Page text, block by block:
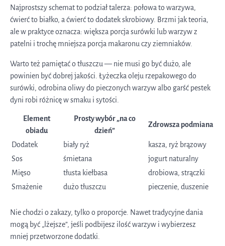
Najprostszy schemat to podział talerza: połowa to warzywa,
ćwierć to białko, a ćwierć to dodatek skrobiowy. Brzmi jak teoria,
ale w praktyce oznacza: większa porcja surówki lub warzyw z
patelni i trochę mniejsza porcja makaronu czy ziemniaków.
Warto też pamiętać o tłuszczu — nie musi go być dużo, ale
powinien być dobrej jakości. Łyżeczka oleju rzepakowego do
surówki, odrobina oliwy do pieczonych warzyw albo garść pestek
dyni robi różnicę w smaku i sytości.
Element
obiadu
Prosty wybór „na co
dzień”
Zdrowsza podmiana
Dodatek biały ryż
kasza, ryż brązowy
Sos
śmietana
jogurt naturalny
Mięso
tłusta kiełbasa
drobiowa, strączki
Smażenie
dużo tłuszczu pieczenie, duszenie
Nie chodzi o zakazy, tylko o proporcje. Nawet tradycyjne dania
mogą być „lżejsze”, jeśli podbijesz ilość warzyw i wybierzesz
mniej przetworzone dodatki.